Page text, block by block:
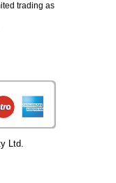
trading as
Ltd.